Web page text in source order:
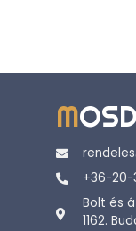
M
+36-
Bolt és
1162.